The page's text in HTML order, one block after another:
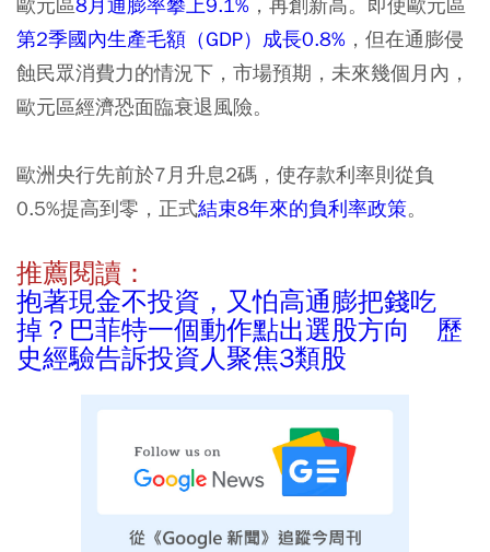
第2季國內生產毛額（GDP）成長0.8% ，但在通膨侵
蝕民眾消費力的情況下，市場預期，未來幾個月內，
歐元區經濟恐面臨衰退風險。
歐洲央行先前於7月升息2碼，使存款利率則從負
0.5%提高到零，正式結束8年來的負利率政策。
推薦閱讀：
抱著現金不投資，又怕高通膨把錢吃
掉？巴菲特一個動作點出選股方向 歷
史經驗告訴投資人聚焦3類股